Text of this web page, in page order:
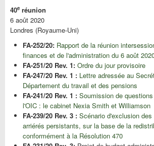
40e réunion
6 août 2020
Londres (Royaume-Uni)
FA-252/20: Rapport de la réunion
finances et de l'administration du 6 août
FA-251/20 Rev. 1: Ordre du jour provisoire
FA-247/20 Rev. 1 : Lettre adressée au
Département du travail et des pensions
FA-241/20 Rev. 1 : Soumission de
l'OIC : le cabinet Nexia Smith et Williamson
FA-239/20 Rev. 3 : Scénario d'exclusion
arriérés persistants, sur la base de la
conformément à la Résolution 470